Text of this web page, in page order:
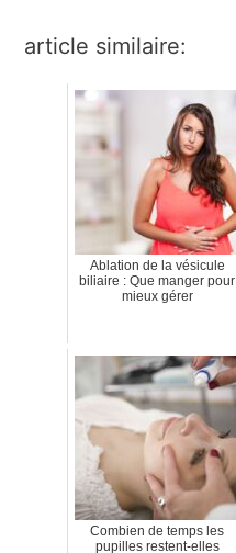
article similaire:
Ablation de la vésicule
biliaire : Que manger pour
mieux gérer
Combien de temps les
pupilles restent-elles